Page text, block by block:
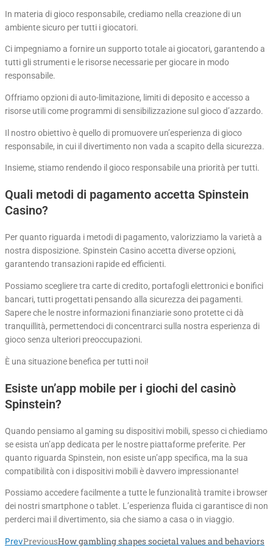
In materia di gioco responsabile, crediamo nella creazione di un
ambiente sicuro per tutti i giocatori.
Ci impegniamo a fornire un supporto totale ai giocatori, garantendo a
tutti gli strumenti e le risorse necessarie per giocare in modo
responsabile.
Offriamo opzioni di auto-limitazione, limiti di deposito e accesso a
risorse utili come programmi di sensibilizzazione sul gioco d’azzardo.
Il nostro obiettivo è quello di promuovere un’esperienza di gioco
responsabile, in cui il divertimento non vada a scapito della sicurezza.
Insieme, stiamo rendendo il gioco responsabile una priorità per tutti.
Quali metodi di pagamento accetta Spinstein
Casino?
Per quanto riguarda i metodi di pagamento, valorizziamo la varietà a
nostra disposizione. Spinstein Casino accetta diverse opzioni,
garantendo transazioni rapide ed efficienti.
Possiamo scegliere tra carte di credito, portafogli elettronici e bonifici
bancari, tutti progettati pensando alla sicurezza dei pagamenti.
Sapere che le nostre informazioni finanziarie sono protette ci dà
tranquillità, permettendoci di concentrarci sulla nostra esperienza di
gioco senza ulteriori preoccupazioni.
È una situazione benefica per tutti noi!
Esiste un’app mobile per i giochi del casinò
Spinstein?
Quando pensiamo al gaming su dispositivi mobili, spesso ci chiediamo
se esista un’app dedicata per le nostre piattaforme preferite. Per
quanto riguarda Spinstein, non esiste un’app specifica, ma la sua
compatibilità con i dispositivi mobili è davvero impressionante!
Possiamo accedere facilmente a tutte le funzionalità tramite i browser
dei nostri smartphone o tablet. L’esperienza fluida ci garantisce di non
perderci mai il divertimento, sia che siamo a casa o in viaggio.
PrevPreviousHow gambling shapes societal values and behaviors